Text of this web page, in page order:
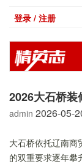
登录 / 注册
2026大石桥
admin 2026-05-
大石桥依托辽南商
的双重要求逐年攀